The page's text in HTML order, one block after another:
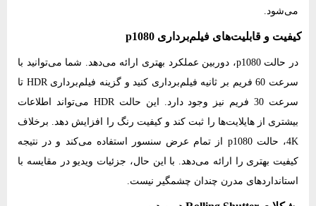
می‌شود.
کیفیت و قابلیت‌های فیلم‌برداری p1080
در حالت p1080، دوربین عملکرد بهتری ارائه می‌دهد. شما می‌توانید با
سرعت 60 فریم بر ثانیه فیلم‌برداری کنید و گزینه فیلم‌برداری HDR تا
سرعت 30 فریم نیز وجود دارد. این حالت HDR می‌تواند اطلاعات
بیشتری از هایلایت‌ها را ثبت کند و کیفیت رنگ را افزایش دهد. برخلاف
4K، حالت p1080 از تمام عرض سنسور استفاده می‌کند و در نتیجه
کیفیت بهتری را ارائه می‌دهد. با این حال، جزئیات ویدیو در مقایسه با
استانداردهای مدرن چندان چشمگیر نیست.